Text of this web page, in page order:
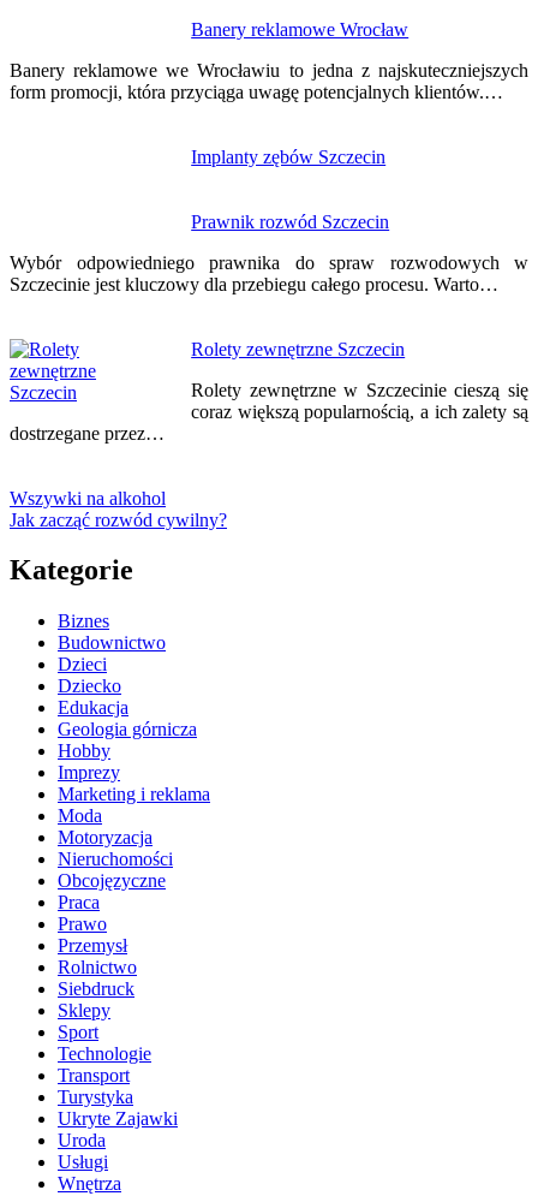
Banery reklamowe Wrocław
Banery reklamowe we Wrocławiu to jedna z najskuteczniejszych
form promocji, która przyciąga uwagę potencjalnych klientów.…
Implanty zębów Szczecin
Prawnik rozwód Szczecin
Wybór odpowiedniego prawnika do spraw rozwodowych w
Szczecinie jest kluczowy dla przebiegu całego procesu. Warto…
Rolety zewnętrzne Szczecin
Rolety zewnętrzne w Szczecinie cieszą się
coraz większą popularnością, a ich zalety są
dostrzegane przez…
Wszywki na alkohol
Jak zacząć rozwód cywilny?
Kategorie
Biznes
Budownictwo
Dzieci
Dziecko
Edukacja
Geologia górnicza
Hobby
Imprezy
Marketing i reklama
Moda
Motoryzacja
Nieruchomości
Obcojęzyczne
Praca
Prawo
Przemysł
Rolnictwo
Siebdruck
Sklepy
Sport
Technologie
Transport
Turystyka
Ukryte Zajawki
Uroda
Usługi
Wnętrza